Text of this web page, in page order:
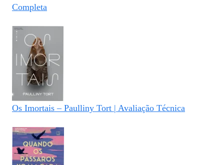
Completa
Os Imortais – Paulliny Tort | Avaliação Técnica